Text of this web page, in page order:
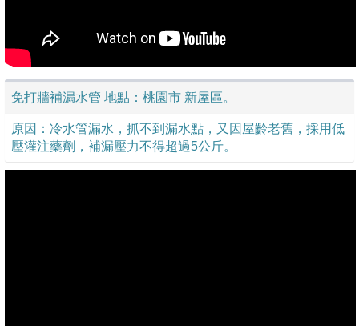
免打牆補漏水管 地點：桃園市 新屋區。
原因：冷水管漏水，抓不到漏水點，又因屋齡老舊，採用低
壓灌注藥劑，補漏壓力不得超過5公斤。